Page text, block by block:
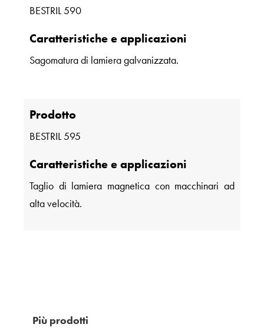
BESTRIL 590
Caratteristiche e applicazioni
Sagomatura di lamiera galvanizzata.
Prodotto
BESTRIL 595
Caratteristiche e applicazioni
Taglio di lamiera magnetica con macchinari ad
alta velocità.
Più prodotti